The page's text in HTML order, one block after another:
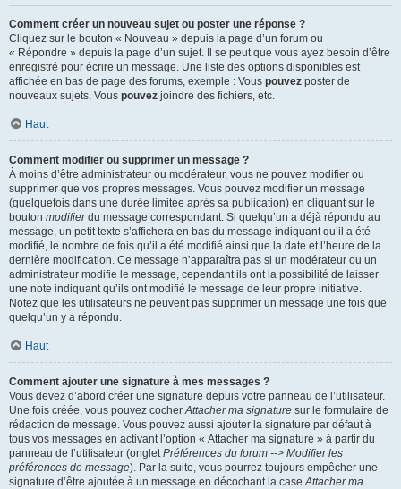
Comment créer un nouveau sujet ou poster une réponse ?
Cliquez sur le bouton « Nouveau » depuis la page d’un forum ou
« Répondre » depuis la page d’un sujet. Il se peut que vous ayez besoin d’être
enregistré pour écrire un message. Une liste des options disponibles est
affichée en bas de page des forums, exemple : Vous pouvez poster de
nouveaux sujets, Vous pouvez joindre des fichiers, etc.
Haut
Comment modifier ou supprimer un message ?
À moins d’être administrateur ou modérateur, vous ne pouvez modifier ou
supprimer que vos propres messages. Vous pouvez modifier un message
(quelquefois dans une durée limitée après sa publication) en cliquant sur le
bouton modifierdu message correspondant. Si quelqu’un a déjà répondu au
message, un petit texte s’affichera en bas du message indiquant qu’il a été
modifié, le nombre de fois qu’il a été modifié ainsi que la date et l’heure de la
dernière modification. Ce message n’apparaîtra pas si un modérateur ou un
administrateur modifie le message, cependant ils ont la possibilité de laisser
une note indiquant qu’ils ont modifié le message de leur propre initiative.
Notez que les utilisateurs ne peuvent pas supprimer un message une fois que
quelqu’un y a répondu.
Haut
Comment ajouter une signature à mes messages ?
Vous devez d’abord créer une signature depuis votre panneau de l’utilisateur.
Une fois créée, vous pouvez cocherAttacher ma signature sur le formulaire de
rédaction de message. Vous pouvez aussi ajouter la signature par défaut à
tous vos messages en activant l’option « Attacher ma signature » à partir du
panneau de l’utilisateur (ongletPréférences du forum --> Modifier les
préférences de message). Par la suite, vous pourrez toujours empêcher une
signature d’être ajoutée à un message en décochant la caseAttacher ma